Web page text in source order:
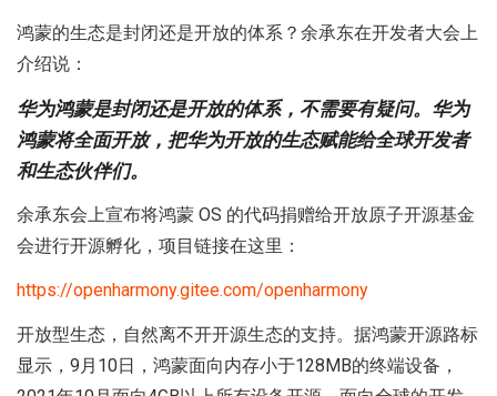
鸿蒙的生态是封闭还是开放的体系？余承东在开发者大会上
介绍说：
华为鸿蒙是封闭还是开放的体系，不需要有疑问。华为
鸿蒙将全面开放，把华为开放的生态赋能给全球开发者
和生态伙伴们。
余承东会上宣布将鸿蒙 OS 的代码捐赠给开放原子开源基金
会进行开源孵化，项目链接在这里：
https://openharmony.gitee.com/openharmony
开放型生态，自然离不开开源生态的支持。据鸿蒙开源路标
显示，9月10日，鸿蒙面向内存小于128MB的终端设备，